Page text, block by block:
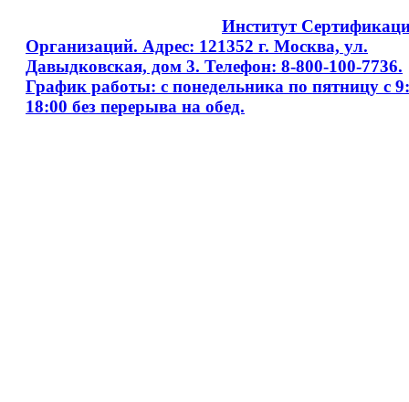
Институт
Организаций. Адрес: 121352 г. Москва, ул.
Давыдковская, дом 3. Телефон: 8-800-100-7736.
График работы: с понедельника по пятницу с
18:00 без перерыва на обед.